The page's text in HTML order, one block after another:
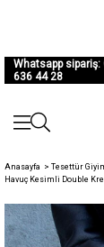
Whatsapp sipariş:
636 44 28
Anasayfa > Tesettür
Havuç Kesimli Double